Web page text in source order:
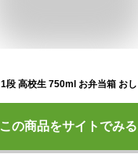
この商品をサイトでみる